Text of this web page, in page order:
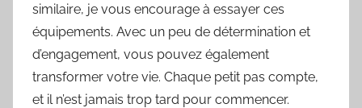
similaire, je vous encourage à essayer ces
équipements. Avec un peu de détermination et
d’engagement, vous pouvez également
transformer votre vie. Chaque petit pas compte,
et il n’est jamais trop tard pour commencer.